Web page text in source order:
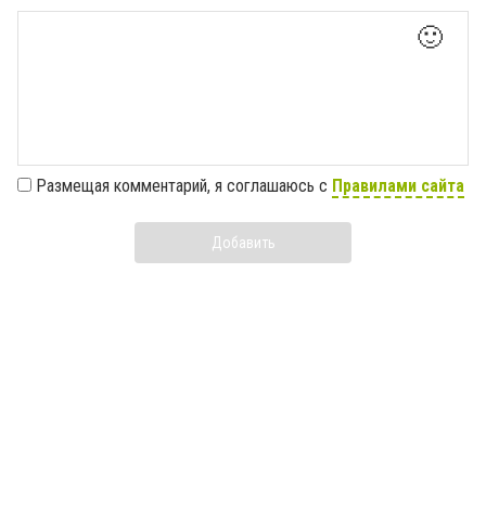
🙂
Размещая комментарий, я соглашаюсь с Правилами сайта
Добавить